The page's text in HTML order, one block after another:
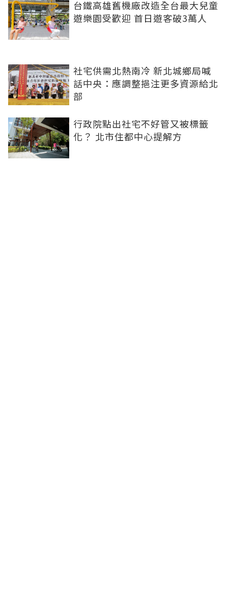
台鐵高雄舊機廠改造全台最大兒童
遊樂園受歡迎 首日遊客破3萬人
社宅供需北熱南冷 新北城鄉局喊
話中央：應調整挹注更多資源給北
部
行政院點出社宅不好管又被標籤
化？ 北市住都中心提解方